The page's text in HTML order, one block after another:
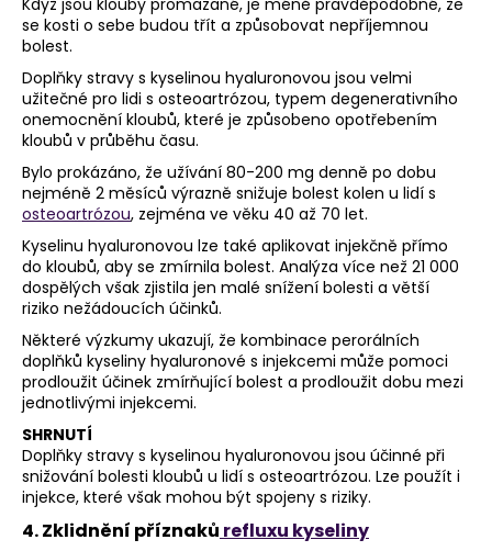
se kosti o sebe budou třít a způsobovat nepříjemnou
bolest.
Doplňky stravy s kyselinou hyaluronovou jsou velmi
užitečné pro lidi s osteoartrózou, typem degenerativního
onemocnění kloubů, které je způsobeno opotřebením
kloubů v průběhu času.
Bylo prokázáno, že užívání 80-200 mg denně po dobu
nejméně 2 měsíců výrazně snižuje bolest kolen u lidí s
osteoartrózou, zejména ve věku 40 až 70 let.
Kyselinu hyaluronovou lze také aplikovat injekčně přímo
do kloubů, aby se zmírnila bolest. Analýza více než 21 000
dospělých však zjistila jen malé snížení bolesti a větší
riziko nežádoucích účinků.
Některé výzkumy ukazují, že kombinace perorálních
doplňků kyseliny hyaluronové s injekcemi může pomoci
prodloužit účinek zmírňující bolest a prodloužit dobu mezi
jednotlivými injekcemi.
SHRNUTÍ
Doplňky stravy s kyselinou hyaluronovou jsou účinné při
snižování bolesti kloubů u lidí s osteoartrózou. Lze použít i
injekce, které však mohou být spojeny s riziky.
4. Zklidnění příznaků refluxu kyseliny